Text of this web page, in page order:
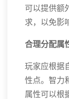
可以提供额
求，以免影
合理分配属
玩家应根据
性点。智力
属性可以根